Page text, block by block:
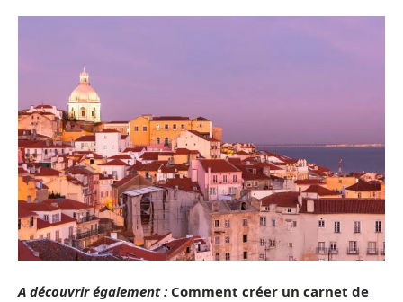
A découvrir également : Comment créer un carnet de